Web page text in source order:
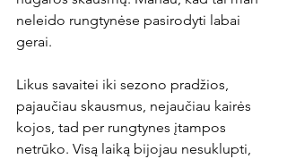
neleido rungtynėse pasirodyti labai
gerai.
Likus savaitei iki sezono pradžios,
pajaučiau skausmus, nejaučiau kairės
kojos, tad per rungtynes įtampos
netrūko. Visą laiką bijojau nesuklupti,